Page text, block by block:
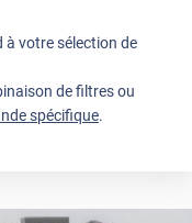
à votre sélection de
de filtres ou
spécifique.